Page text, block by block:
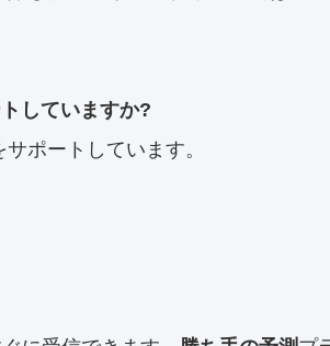
していますか?
ポートしています。